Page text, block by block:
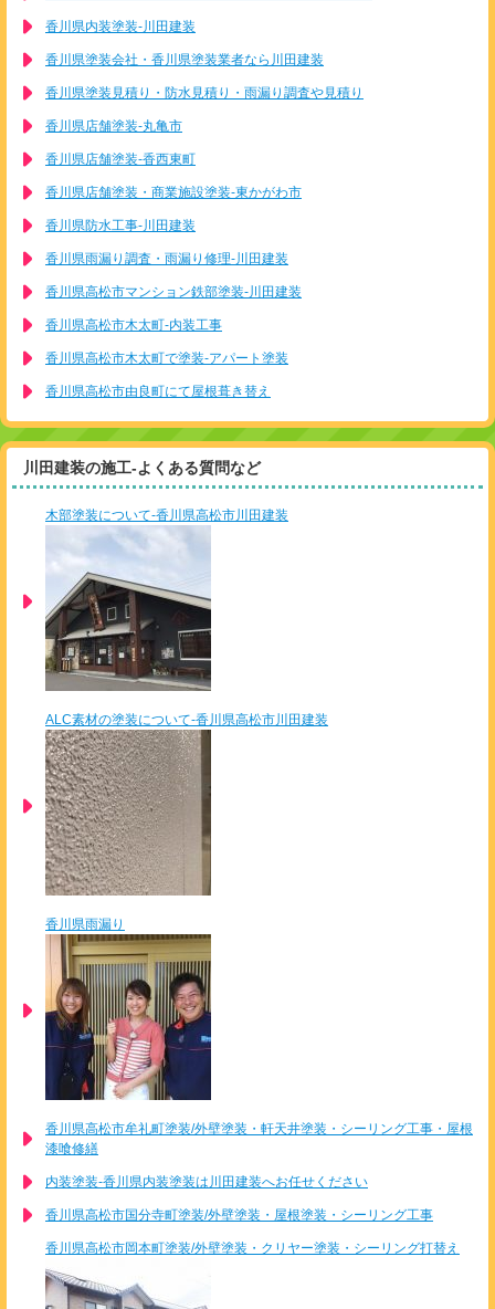
香川県内装塗装-川田建装
香川県塗装会社・香川県塗装業者なら川田建装
香川県塗装見積り・防水見積り・雨漏り調査や見積り
香川県店舗塗装-丸亀市
香川県店舗塗装-香西東町
香川県店舗塗装・商業施設塗装-東かがわ市
香川県防水工事-川田建装
香川県雨漏り調査・雨漏り修理-川田建装
香川県高松市マンション鉄部塗装-川田建装
香川県高松市木太町-内装工事
香川県高松市木太町で塗装-アパート塗装
香川県高松市由良町にて屋根葺き替え
川田建装の施工-よくある質問など
木部塗装について-香川県高松市川田建装
ALC素材の塗装について-香川県高松市川田建装
香川県雨漏り
香川県高松市牟礼町塗装/外壁塗装・軒天井塗装・シーリング工事・屋根
漆喰修繕
内装塗装-香川県内装塗装は川田建装へお任せください
香川県高松市国分寺町塗装/外壁塗装・屋根塗装・シーリング工事
香川県高松市岡本町塗装/外壁塗装・クリヤー塗装・シーリング打替え